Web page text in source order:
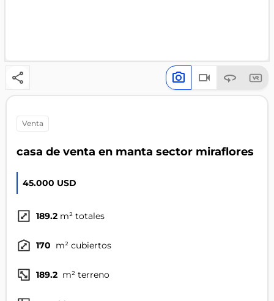
venta
casa de venta en manta sector miraflores
45.000 USD
189.2 m² totales
170 m² cubiertos
189.2 m² terreno